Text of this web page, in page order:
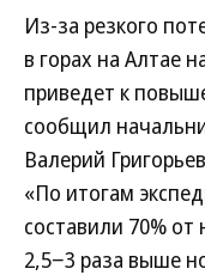
Из-за резкого
в горах на Алтае
приведет к
сообщил
Валерий
«По итогам
составили 70%
2,5−3 раза выше